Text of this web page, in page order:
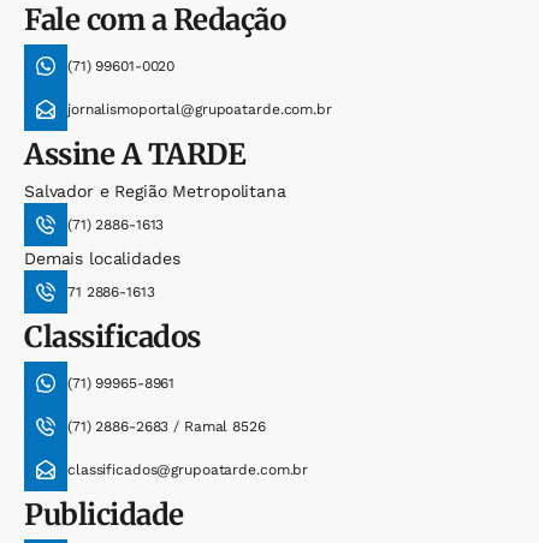
Fale com a Redação
(71) 99601-0020
jornalismoportal@grupoatarde.com.br
AssineA TARDE
Salvador e Região Metropolitana
(71) 2886-1613
Demais localidades
71 2886-1613
Classificados
(71) 99965-8961
(71) 2886-2683 / Ramal 8526
classificados@grupoatarde.com.br
Publicidade